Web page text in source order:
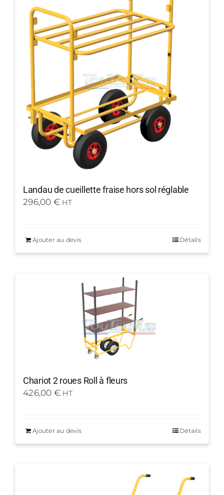
Landau de cueillette fraise hors sol réglable
296,00 € HT
Ajouter au devis Détails
Chariot 2 roues Roll à fleurs
426,00 € HT
Ajouter au devis Détails